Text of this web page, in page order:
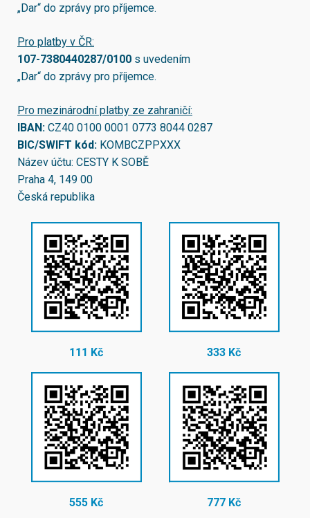
„Dar“ do zprávy pro příjemce.
Pro platby v ČR:
107-7380440287/0100 s uvedením
„Dar“ do zprávy pro příjemce.
Pro mezinárodní platby ze zahraničí:
IBAN: CZ40 0100 0001 0773 8044 0287
BIC/SWIFT kód: KOMBCZPPXXX
Název účtu: CESTY K SOBĚ
Praha 4, 149 00
Česká republika
111 Kč 333 Kč
555 Kč 777 Kč